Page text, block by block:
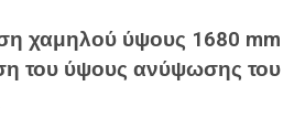
χαμηλού ύψους 1680 mm
του ύψους ανύψωσης του